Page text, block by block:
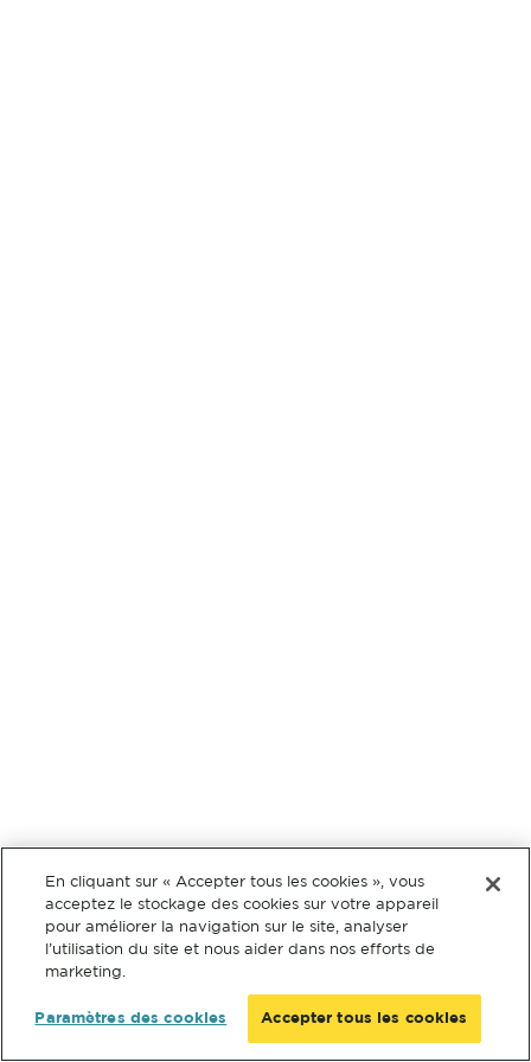
En cliquant sur « Accepter tous les cookies », vous
acceptez le stockage des cookies sur votre appareil
pour améliorer la navigation sur le site, analyser
l’utilisation du site et nous aider dans nos efforts de
marketing.
Paramètres des cookies Accepter tous les cookies